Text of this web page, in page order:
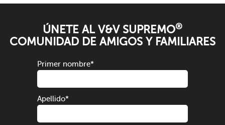
ÚNETE AL V&V SUPREMO®
COMUNIDAD DE AMIGOS Y FAMILIARES
Primer nombre*
Apellido*